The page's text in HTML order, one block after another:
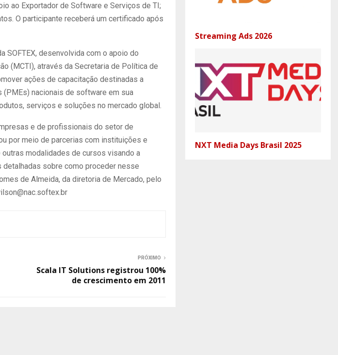
ao Exportador de Software e Serviços de TI;
O participante receberá um certificado após
SOFTEX, desenvolvida com o apoio do
(MCTI), através da Secretaria de Política de
ações de capacitação destinadas a
nacionais de software em sua
serviços e soluções no mercado global.
e de profissionais do setor de
por meio de parcerias com instituições e
modalidades de cursos visando a
sobre como proceder nesse
de Almeida, da diretoria de Mercado, pelo
PRÓXIMO
Scala IT Solutions registrou 100%
de crescimento em 2011
Streaming Ads 2026
NXT Media Days Brasil 2025